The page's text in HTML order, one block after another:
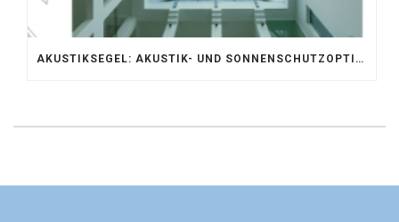
AKUSTIKSEGEL: AKUSTIK- UND SONNENSCHUTZOPTIMIERUNG IM ATRIUM DER UNIVERSITÄT BONN